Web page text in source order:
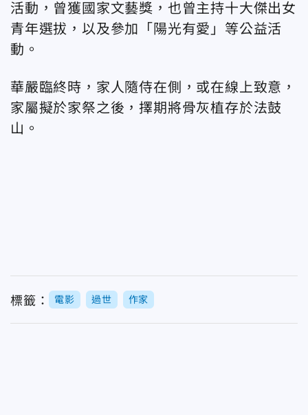
活動，曾獲國家文藝獎，也曾主持十大傑出女
青年選拔，以及參加「陽光有愛」等公益活
動。
華嚴臨終時，家人隨侍在側，或在線上致意，
家屬擬於家祭之後，擇期將骨灰植存於法鼓
山。
標籤： 電影 過世 作家